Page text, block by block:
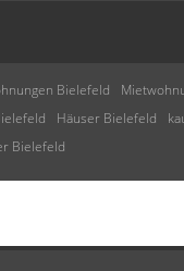
Bielefeld
Häuser Bielefeld
Bielefeld